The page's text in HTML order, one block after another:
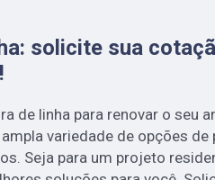
solicite sua
de linha para renovar o seu
variedade de opções de
Seja para um projeto